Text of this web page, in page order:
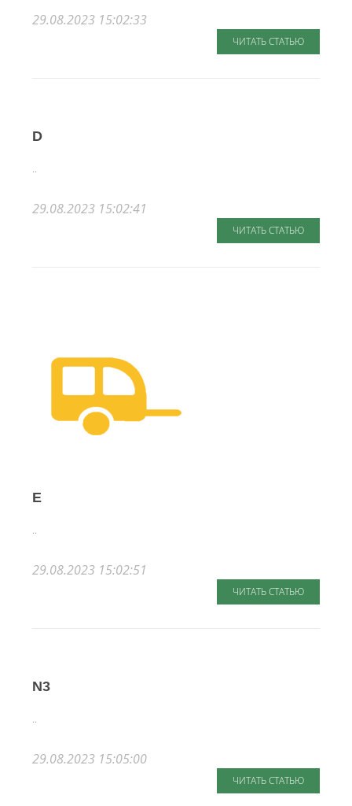
29.08.2023 15:02:33
ЧИТАТЬ СТАТЬЮ
D
..
29.08.2023 15:02:41
ЧИТАТЬ СТАТЬЮ
E
..
29.08.2023 15:02:51
ЧИТАТЬ СТАТЬЮ
N3
..
29.08.2023 15:05:00
ЧИТАТЬ СТАТЬЮ